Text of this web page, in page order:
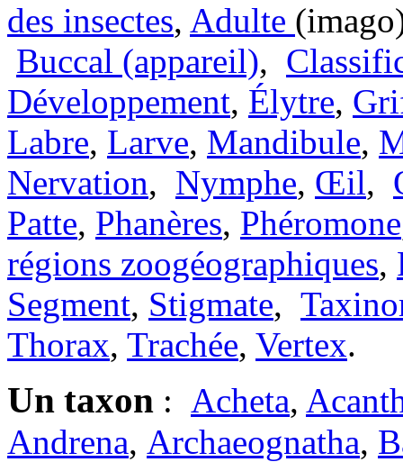
des insectes, Adulte
Buccal (appareil),
Développement, Élytre,
Labre, Larve, Mandibule,
Nervation, Nymphe, Œil,
Patte, Phanères, Phéromone
régions zoogéographiques,
Segment, Stigmate,
Thorax, Trachée, Vertex.
Un taxon : Acheta,
Andrena, Archaeognatha,